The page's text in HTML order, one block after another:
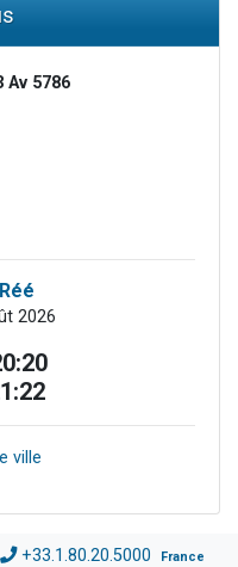
Av 5786
Réé
2026
ville
+33.1.80.20.5000 France